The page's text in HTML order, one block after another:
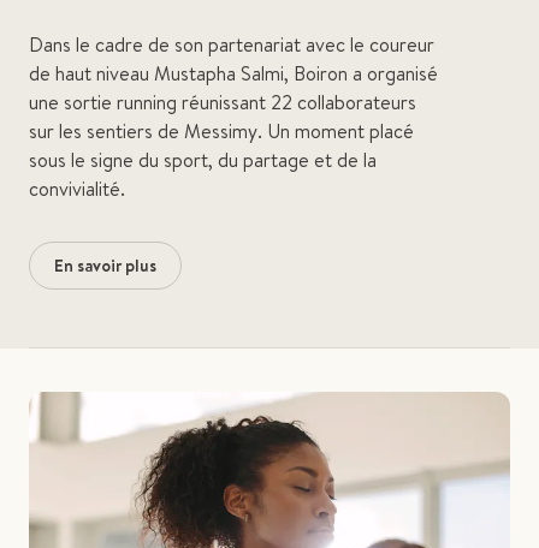
Dans le cadre de son partenariat avec le coureur
de haut niveau Mustapha Salmi, Boiron a organisé
une sortie running réunissant 22 collaborateurs
sur les sentiers de Messimy. Un moment placé
sous le signe du sport, du partage et de la
convivialité.
En savoir plus